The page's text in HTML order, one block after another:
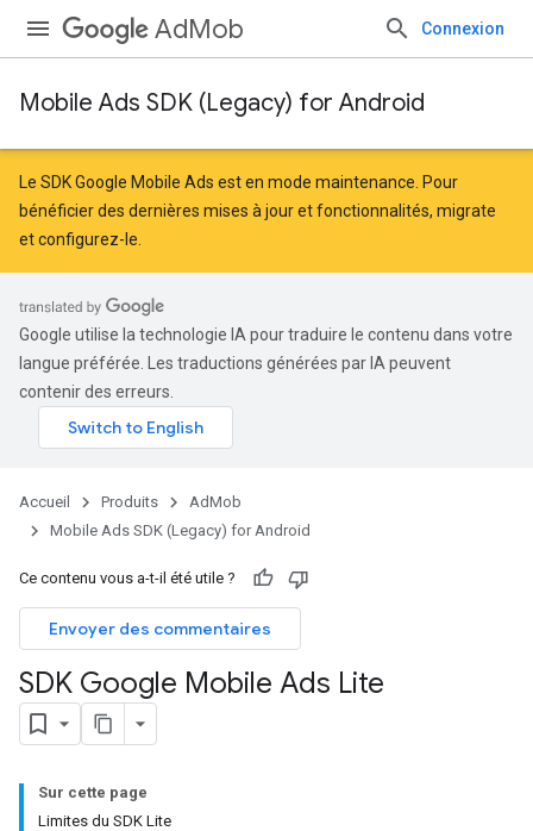
AdMob Connexion
Mobile Ads SDK (Legacy) for Android
Le SDK Google Mobile Ads est en mode maintenance. Pour
bénéficier des dernières mises à jour et fonctionnalités, migrate
etconfigurez-le
Google utilise la technologie IA pour traduire le contenu dans votre
langue préférée. Les traductions générées par IA peuvent
contenir des erreurs.
Accueil Produits
AdMob
Mobile Ads SDK (Legacy) for Android
Ce contenu vous a-t-il été utile ?
Envoyer des commentaires
SDK Google Mobile Ads Lite
Sur cette page
Limites du SDK Lite